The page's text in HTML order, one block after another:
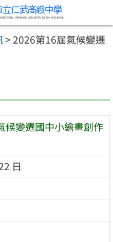
> 2026第16屆氣候變遷
候變遷國中小繪畫創作
日